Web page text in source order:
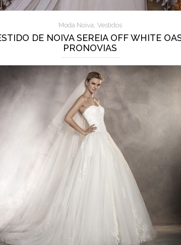
Moda Noiva, Vestidos
DE NOIVA SEREIA OFF WHITE
PRONOVIAS